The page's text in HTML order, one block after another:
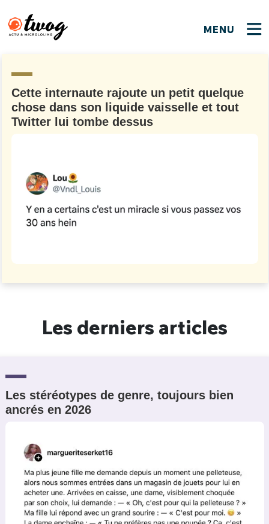
MENU
Cette internaute rajoute un petit quelque
chose dans son liquide vaisselle et tout
Twitter lui tombe dessus
Les derniers articles
Les stéréotypes de genre, toujours bien
ancrés en 2026
Bienvenue !
JE M'INSCRIS
PSEUDO*
PASSWORD
MOT DE PASSE Mot de passe perdu ?
Que souhaitez-vous proposer ?
Quelques tweets
Ma propre sélection
C'EST PARTI